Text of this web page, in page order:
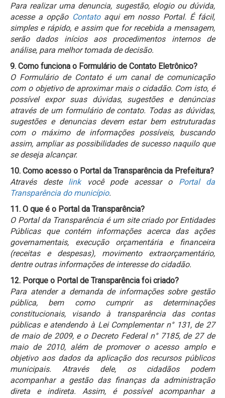
Para realizar uma denuncia, sugestão, elogio ou dúvida,
acesse a opção Contatoaqui em nosso Portal. É fácil,
simples e rápido, e assim que for recebida a mensagem,
serão dados inícios aos procedimentos internos de
análise, para melhor tomada de decisão.
9. Como funciona o Formulário de Contato Eletrônico?
O Formulário de Contato é um canal de comunicação
com o objetivo de aproximar mais o cidadão. Com isto, é
possível expor suas dúvidas, sugestões e denúncias
através de um formulário de contato. Todas as dúvidas,
sugestões e denuncias devem estar bem estruturadas
com o máximo de informações possíveis, buscando
assim, ampliar as possibilidades de sucesso naquilo que
se deseja alcançar.
10. Como acesso o Portal da Transparência da Prefeitura?
Através deste linkvocê pode acessar o Portal da
Transparência do município.
11. O que é o Portal da Transparência?
O Portal da Transparência é um site criado por Entidades
Públicas que contém informações acerca das ações
governamentais, execução orçamentária e financeira
(receitas e despesas), movimento extraorçamentário,
dentre outras informações de interesse do cidadão.
12. Porque o Portal de Transparência foi criado?
Para atender a demanda de informações sobre gestão
pública, bem como cumprir as determinações
constitucionais, visando à transparência das contas
públicas e atendendo à Lei Complementar n° 131, de 27
de maio de 2009, e o Decreto Federal n° 7185, de 27 de
maio de 2010, além de promover o acesso amplo e
objetivo aos dados da aplicação dos recursos públicos
municipais. Através dele, os cidadãos podem
acompanhar a gestão das finanças da administração
direta e indireta. Assim, é possível acompanhar a